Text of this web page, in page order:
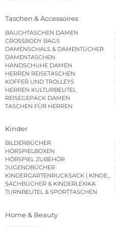
Taschen & Accessoires
BAUCHTASCHEN DAMEN
CROSSBODY BAGS
DAMENSCHALS & DAMENTÜCHER
DAMENTASCHEN
HANDSCHUHE DAMEN
HERREN REISETASCHEN
KOFFER UND TROLLEYS
HERREN KULTURBEUTEL
REISEGEPÄCK DAMEN
TASCHEN FÜR HERREN
Kinder
BILDERBÜCHER
HÖRSPIELBOXEN
HÖRSPIEL ZUBEHÖR
JUGENDBÜCHER
KINDERGARTENRUCKSACK |
SACHBÜCHER & KINDERLEXIKA
TURNBEUTEL & SPORTTASCHEN
Home & Beauty